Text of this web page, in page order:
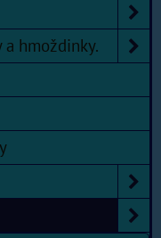
hmoždinky.